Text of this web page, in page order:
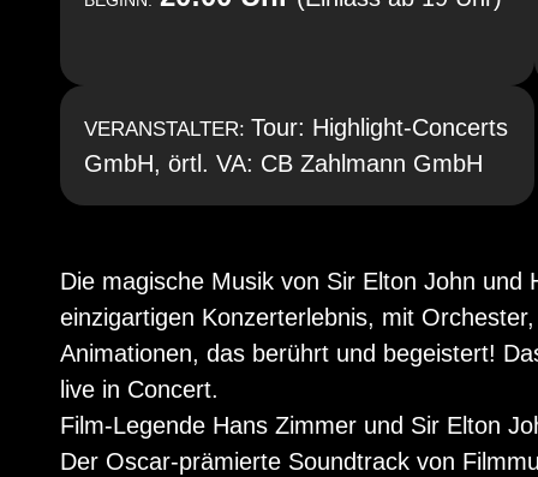
VERANSTALTER: Tour: Highlight-Concerts
GmbH, örtl. VA: CB Zahlmann GmbH
Die magische Musik von Sir Elton John und
einzigartigen Konzerterlebnis, mit
Animationen, das berührt und begeistert!
live in Concert.
Film-Legende Hans Zimmer und Sir Elton
Der Oscar-prämierte Soundtrack von